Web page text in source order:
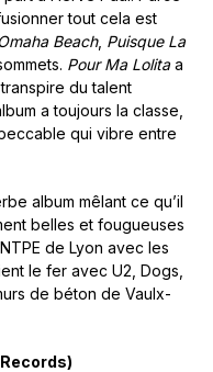
tout cela est
Omaha Beach, Puisque La
Pour Ma Lolitaa
du talent
a toujours la classe,
qui vibre entre
album mêlant ce qu’il
belles et fougueuses
de Lyon avec les
le fer avec U2, Dogs,
de béton de Vaulx-